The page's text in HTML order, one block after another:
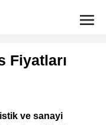
Fiyatları
ve sanayi